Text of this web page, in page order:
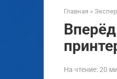
Главная »
На чтение:20